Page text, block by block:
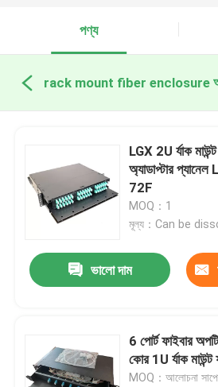
পণ্য
rack mount fiber enclosure
LGX 2U র্যাক
অ্যাডাপ্টার
72F
MOQ：1
মূল্য：Can be
ভালো দাম
6 পোর্ট ফাইবার
কোর 1U র্যাক মাউন্ট
MOQ：আলোচনা